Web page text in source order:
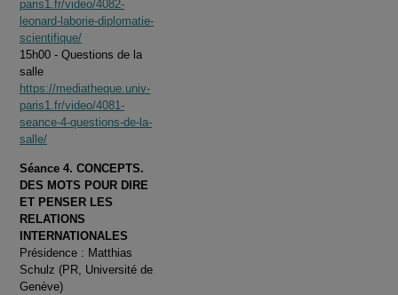
paris1.fr/video/4082-
leonard-laborie-diplomatie-
scientifique/
15h00 - Questions de la
salle
https://mediatheque.univ-
paris1.fr/video/4081-
seance-4-questions-de-la-
salle/
Séance 4. CONCEPTS.
DES MOTS POUR DIRE
ET PENSER LES
RELATIONS
INTERNATIONALES
Présidence : Matthias
Schulz (PR, Université de
Genève)